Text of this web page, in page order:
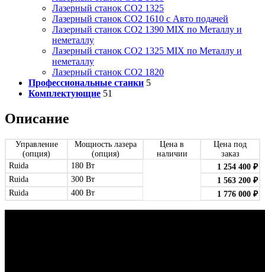
Лазерный станок СО2 1325
Лазерный станок СО2 1610 с Авто подачей
Лазерный станок СО2 1390 MIX по Металлу и
неметаллу
Лазерный станок СО2 1325 MIX по Металлу и
неметаллу
Лазерный станок СО2 1820
Профессиональные станки 5
Комплектующие 51
Описание
Управление
(опция)
Мощность лазера
(опция)
Цена в
наличии
Цена под
заказ
Ruida
180 Вт 1 254 400 ₽
Ruida
300 Вт 1 563 200 ₽
Ruida
400 Вт 1 776 000 ₽